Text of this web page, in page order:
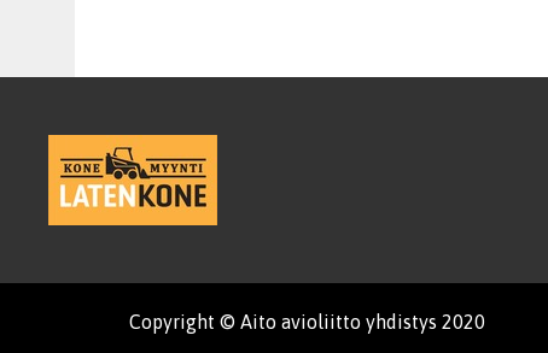
Copyright © Aito avioliitto yhdistys 2020